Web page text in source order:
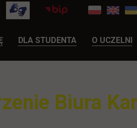
LINK OTWIERA SIĘ W NOWEJ KARCIE
DLA STUDENTA O UCZELNI
Biura